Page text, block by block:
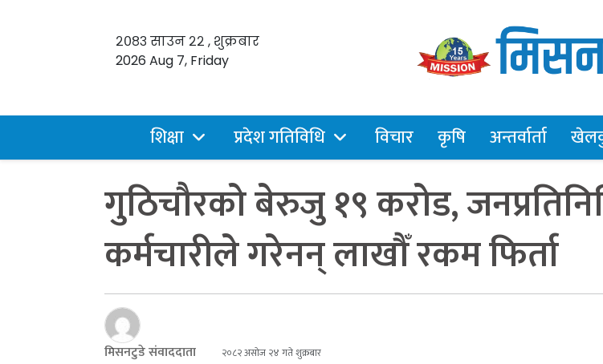
२०८३ साउन २२ , शुक्रबार
2026 Aug 7, Friday
शिक्षा प्रदेश गतिविधि विचार कृषि अन्तर्वार्ता
गुठिचौरको बेरुजु १९ करोड,
कर्मचारीले गरेनन् लाखौँ रकम फिर्ता
मिसनटुडे संवाददाता २०८२ असोज २४ गते शुक्रबार